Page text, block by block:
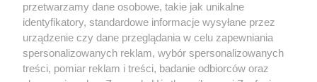
Kultura
przetwarzamy dane osobowe, takie jak unikalne
identyfikatory, standardowe informacje wysyłane przez
urządzenie czy dane przeglądania w celu zapewniania
spersonalizowanych reklam, wybór spersonalizowanych
treści, pomiar reklam i treści, badanie odbiorców oraz